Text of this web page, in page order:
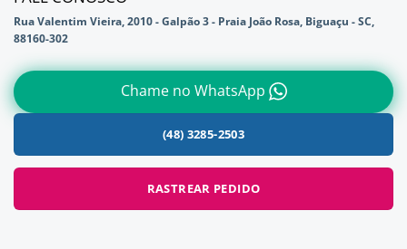
Rua Valentim Vieira, 2010 - Galpão 3 - Praia João Rosa, Biguaçu - SC,
88160-302
Chame no WhatsApp
(48) 3285-2503
RASTREAR PEDIDO